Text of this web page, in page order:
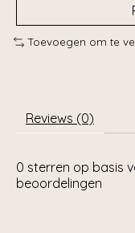
Toevoegen om te
Reviews (0)
0 sterren op basis
beoordelingen